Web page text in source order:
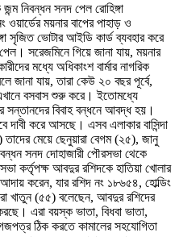
নিবন্ধন সনদ পেল রোহিঙ্গা
ময়নার বাপের পাহাড় ও
সৃজিত ভোটার আইডি কার্ড ব্যবহার করে
সরেজমিনে গিয়ে জানা যায়, ময়নার
মধ্যে অধিকাংশ বার্মার নাগরিক
জানা যায়, তারা কেউ ২০ বছর পূর্বে,
বসবাস শুরু করে। ইতোমধ্যে
সন্তানদের বিবাহ বন্ধনে আবদ্ধ হয়।
দাবী করে আসছে। এসব এলাকার বাসিন্দা
মেয়ে ছেনুয়ারা বেগম (২৫), জানু
সনদ দোহাজারী পৌরসভা থেকে
কর্তৃপক্ষ আবদুর রশিদকে হাতিয়া খোলার
করেন, যার রশিদ নং ১৮৬৫৪, হোল্ডিং
খাতুন (৫৫) বলেছেন, আবদুর রশিদের
এরা বয়স্ক ভাতা, বিধবা ভাতা,
ঠিক করতে কামালের সহযোগিতা